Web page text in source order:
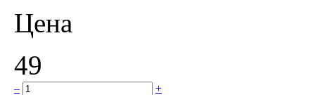
Цена
49
– +